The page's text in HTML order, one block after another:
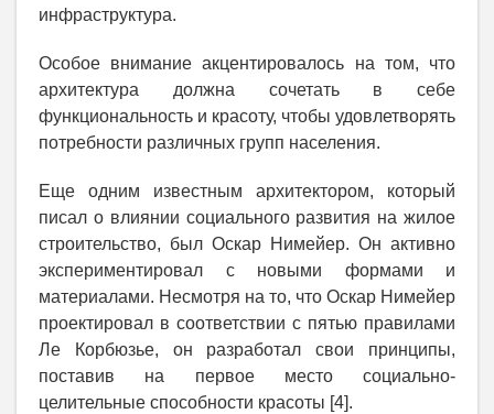
инфраструктура.
Особое внимание акцентировалось на том, что
архитектура должна сочетать в себе
функциональность и красоту, чтобы удовлетворять
потребности различных групп населения.
Еще одним известным архитектором, который
писал о влиянии социального развития на жилое
строительство, был Оскар Нимейер. Он активно
экспериментировал с новыми формами и
материалами. Несмотря на то, что Оскар Нимейер
проектировал в соответствии с пятью правилами
Ле Корбюзье, он разработал свои принципы,
поставив на первое место социально-
целительные способности красоты [4].